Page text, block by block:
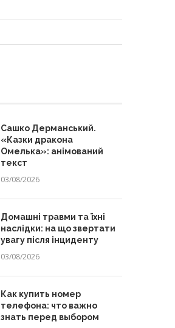
Сашко Дерманський.
«Казки дракона
Омелька»: анімований
текст
03/08/2026
Домашні травми та їхні
наслідки: на що звертати
увагу після інциденту
03/08/2026
Как купить номер
телефона: что важно
знать перед выбором